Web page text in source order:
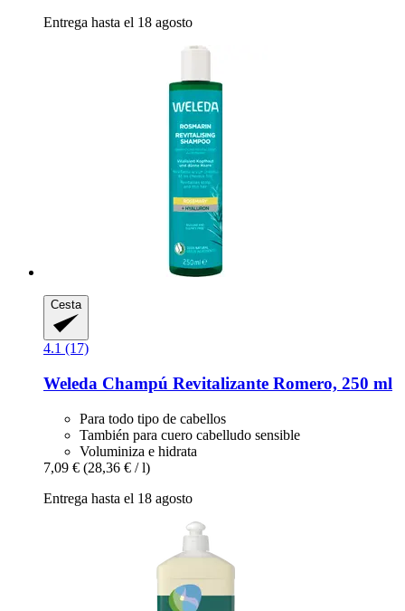
Entrega hasta el 18 agosto
Cesta
4.1 (17)
Weleda Champú Revitalizante Romero, 250 ml
Para todo tipo de cabellos
También para cuero cabelludo sensible
Voluminiza e hidrata
7,09 € (28,36 € / l)
Entrega hasta el 18 agosto